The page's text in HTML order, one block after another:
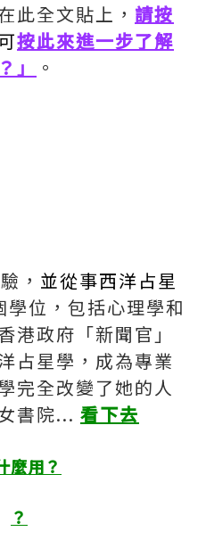
此全文貼上， 請按
按此來進一步了解
」
。
， 並從事西洋占星
學位，包括心理學和
港政府「新聞官」
占星學，成為專業
完全改變了她的人
書院... 看下去
麼用？
？